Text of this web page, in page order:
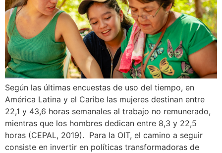
Según las últimas encuestas de uso del tiempo, en
América Latina y el Caribe las mujeres destinan entre
22,1 y 43,6 horas semanales al trabajo no remunerado,
mientras que los hombres dedican entre 8,3 y 22,5
horas (CEPAL, 2019). Para la OIT, el camino a seguir
consiste en invertir en políticas transformadoras de